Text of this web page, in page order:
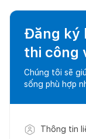
Đăng ký
thi công
Chúng tôi sẽ
sống phù hợp
Thông tin